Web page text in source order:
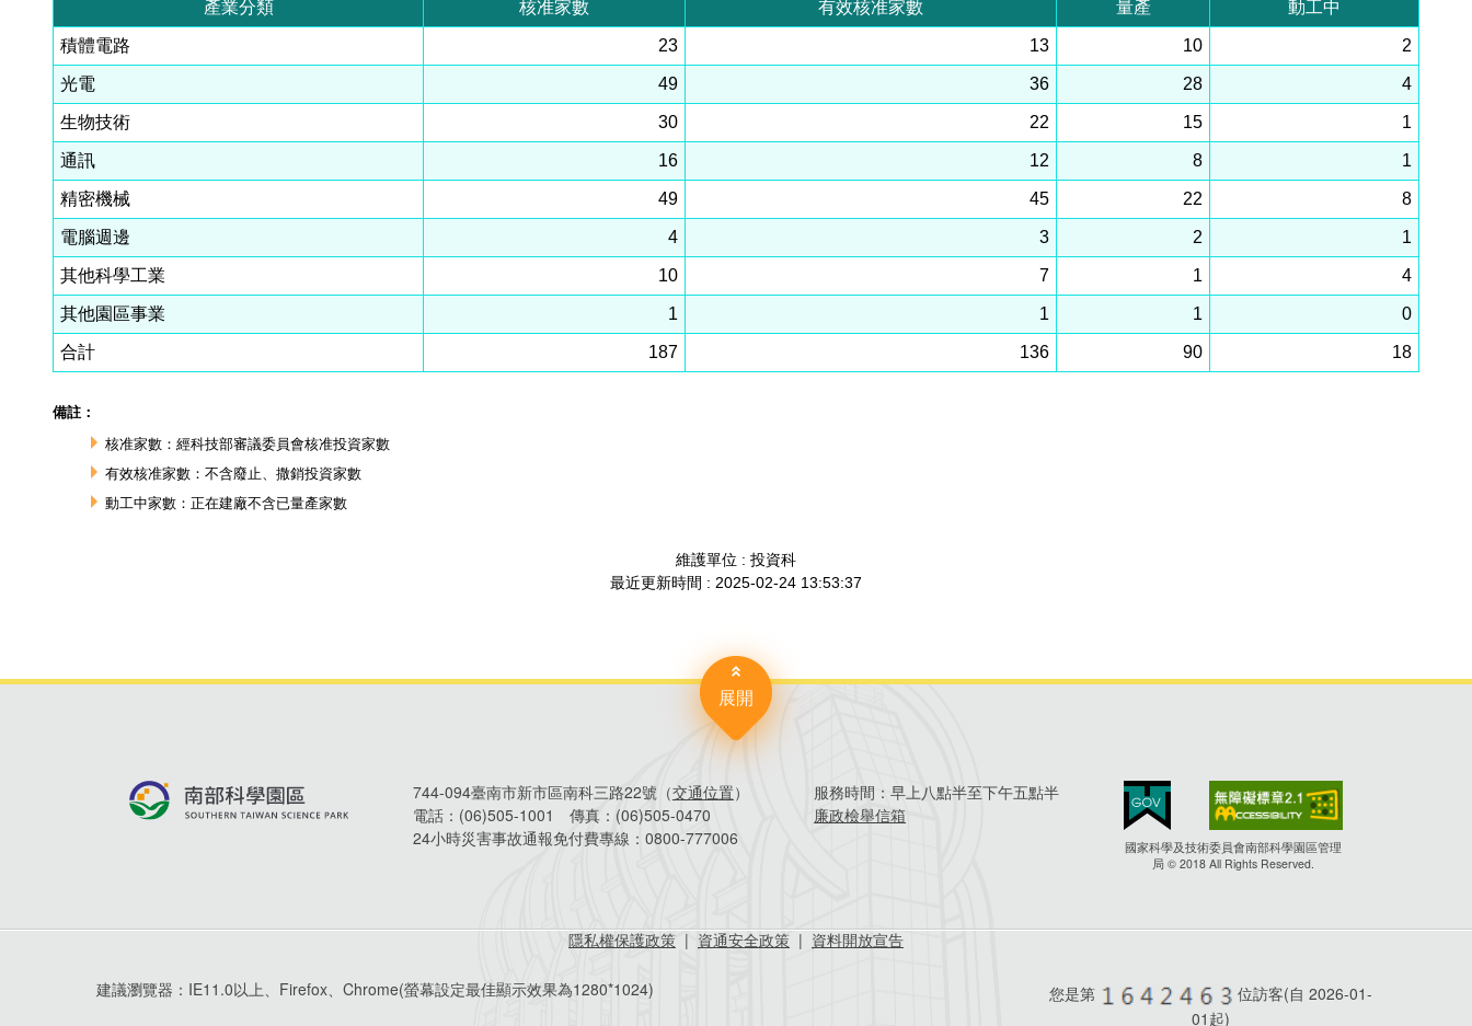
展開
744-094臺南市新市區南科三路22號（交通位置）
電話： (06)505-1001 傳真： (06)505-0470
24小時災害事故通報免付費專線： 0800-777006
服務時間：早上八點半至下午五點半
廉政檢舉信箱
國家科學及技術委員會南部科學園區管理
局 © 2018 All Rights Reserved.
隱私權保護政策 | 資通安全政策 | 資料開放宣告
建議瀏覽器： IE11.0以上、Firefox、Chrome(螢幕設定最佳顯示效果為1280*1024) 您是第 位訪客(自 2026-01-
01起)